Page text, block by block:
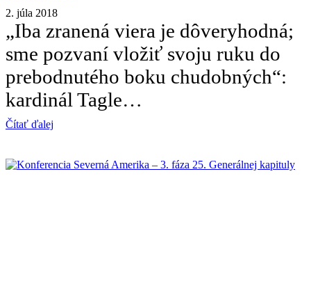
2. júla 2018
„Iba zranená viera je dôveryhodná;
sme pozvaní vložiť svoju ruku do
prebodnutého boku chudobných“:
kardinál Tagle…
Čítať ďalej